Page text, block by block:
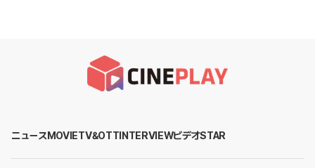
ニュースMOVIETV&OTTINTERVIEWビデオSTAR